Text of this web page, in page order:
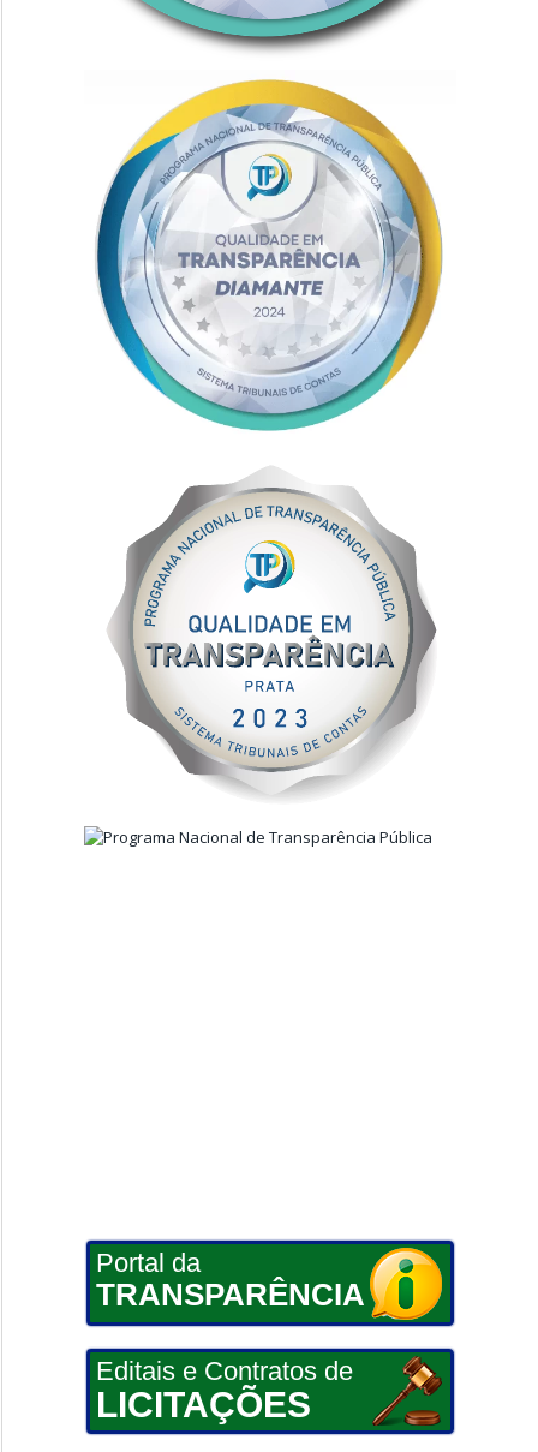
Portal da
TRANSPARÊNCIA
Editais e Contratos de
LICITAÇÕES